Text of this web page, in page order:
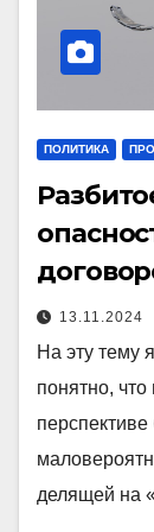
ПОЛИТИКА
13.11.2024
На эту тему
понятно,
делящей на